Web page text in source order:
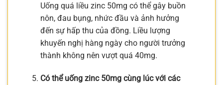
Uống quá liều zinc 50mg có thể gây buồn
nôn, đau bụng, nhức đầu và ảnh hưởng
đến sự hấp thu của đồng. Liều lượng
khuyến nghị hàng ngày cho người trưởng
thành không nên vượt quá 40mg.
Có thể uống zinc 50mg cùng lúc với các